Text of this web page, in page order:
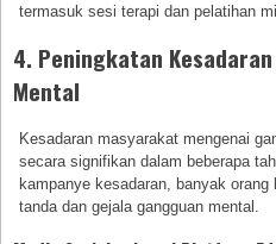
termasuk sesi terapi dan pelatihan
4. Peningkatan
Mental
Kesadaran masyarakat mengenai
secara signifikan dalam beberapa
kampanye kesadaran, banyak
tanda dan gejala gangguan mental.